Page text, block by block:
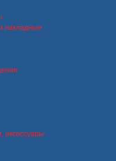
накладные
аксессуары